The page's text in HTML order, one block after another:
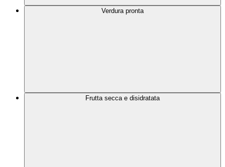
Verdura pronta
Frutta secca e disidratata